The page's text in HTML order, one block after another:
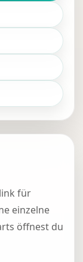
für
einzelne
öffnest du